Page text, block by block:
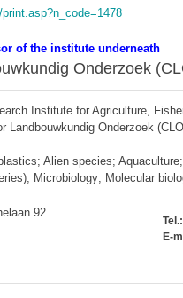
of the institute underneath
Onderzoek
Institute for Agriculture,
Landbouwkundig Onderzoek
Alien species;
Microbiology; Molecular
92
Tel.:
E-